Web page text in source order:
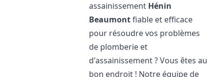
assainissement Hénin
Beaumontfiable et efficace
pour résoudre vos problèmes
de plomberie et
d'assainissement ? Vous êtes au
bon endroit ! Notre équipe de